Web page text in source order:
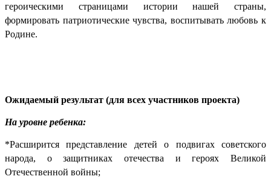
героическими страницами истории нашей страны,
формировать патриотические чувства, воспитывать любовь к
Родине.
Ожидаемый результат (для всех участников проекта)
На уровне ребенка:
*Расширится представление детей о подвигах советского
народа, о защитниках отечества и героях Великой
Отечественной войны;